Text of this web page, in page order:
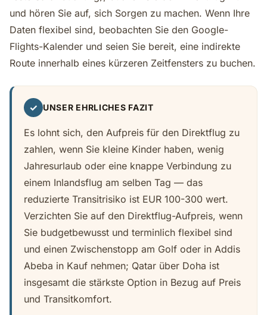
und hören Sie auf, sich Sorgen zu machen. Wenn Ihre
Daten flexibel sind, beobachten Sie den Google-
Flights-Kalender und seien Sie bereit, eine indirekte
Route innerhalb eines kürzeren Zeitfensters zu buchen.
✓ UNSER EHRLICHES FAZIT
Es lohnt sich, den Aufpreis für den Direktflug zu
zahlen, wenn Sie kleine Kinder haben, wenig
Jahresurlaub oder eine knappe Verbindung zu
einem Inlandsflug am selben Tag — das
reduzierte Transitrisiko ist EUR 100-300 wert.
Verzichten Sie auf den Direktflug-Aufpreis, wenn
Sie budgetbewusst und terminlich flexibel sind
und einen Zwischenstopp am Golf oder in Addis
Abeba in Kauf nehmen; Qatar über Doha ist
insgesamt die stärkste Option in Bezug auf Preis
und Transitkomfort.